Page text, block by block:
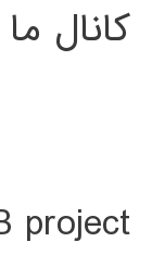
کانال
project